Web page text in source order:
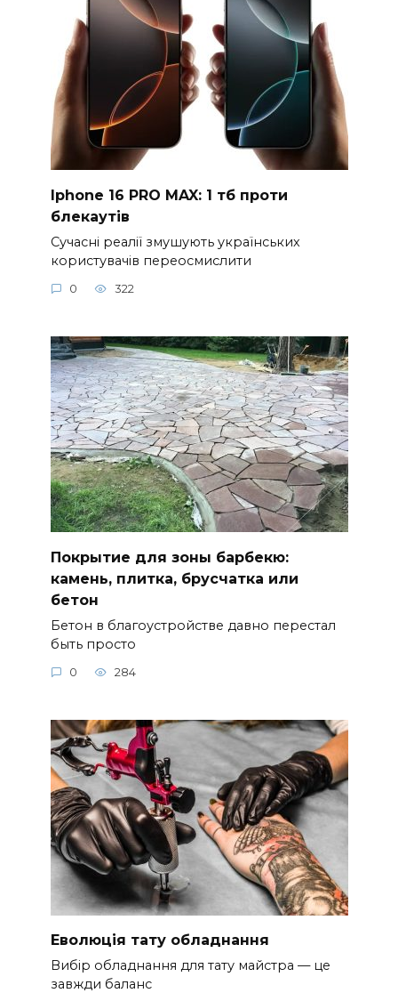
Iphone 16 PRO MAX: 1 тб проти
блекаутів
Сучасні реалії змушують українських
користувачів переосмислити
0 322
Покрытие для зоны барбекю:
камень, плитка, брусчатка или
бетон
Бетон в благоустройстве давно перестал
быть просто
0 284
Еволюція тату обладнання
Вибір обладнання для тату майстра — це
завжди баланс